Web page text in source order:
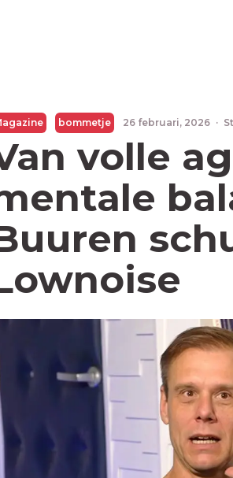
bommetje 26 februari, 2026 ·
volle